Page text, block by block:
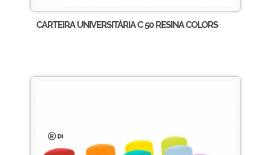
CARTEIRA UNIVERSITÁRIA C 50 RESINA COLORS